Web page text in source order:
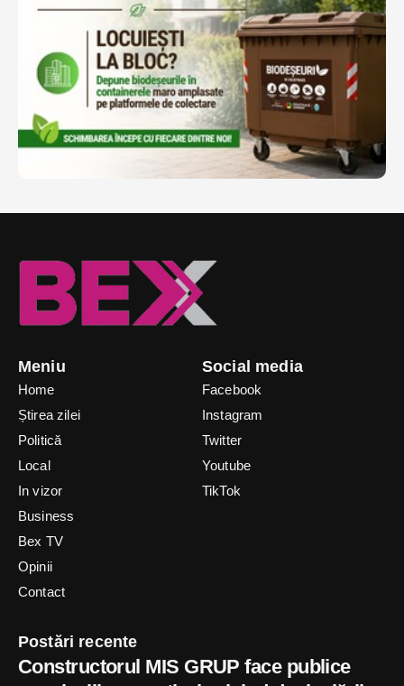
Meniu
Home
Știrea zilei
Politică
Local
In vizor
Business
Bex TV
Opinii
Contact
Social media
Facebook
Instagram
Twitter
Youtube
TikTok
Postări recente
Constructorul MIS GRUP face publice